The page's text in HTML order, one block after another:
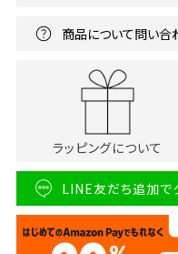
商品について問い合
ラッピングについて
LINE友だち追加で